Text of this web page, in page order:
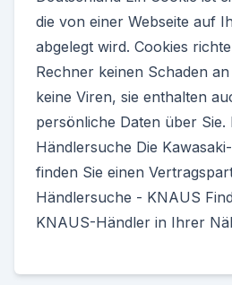
die von einer Webseite auf
abgelegt wird. Cookies
Rechner keinen Schaden
keine Viren, sie enthalten
persönliche Daten über Sie.
Händlersuche Die
finden Sie einen
Händlersuche - KNAUS
KNAUS-Händler in Ihrer